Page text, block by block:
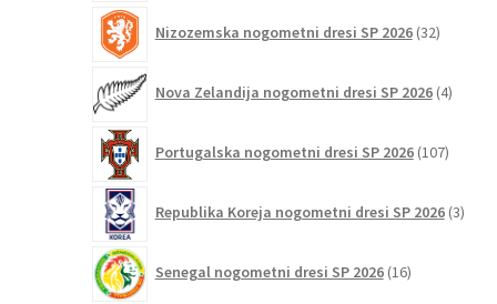
Nizozemska nogometni dresi SP 2026 32izdelkov
Nova Zelandija nogometni dresi SP 2026 4izdelki
Portugalska nogometni dresi SP 2026 107
Republika Koreja nogometni dresi SP 2026 3
Senegal nogometni dresi SP 2026 16izdelkov